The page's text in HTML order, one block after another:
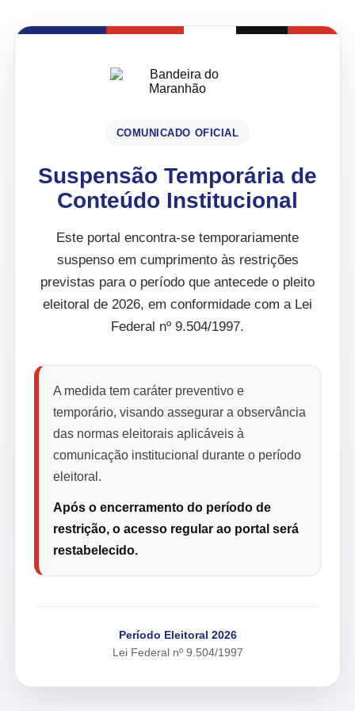
COMUNICADO OFICIAL
Suspensão Temporária de
Conteúdo Institucional
Este portal encontra-se temporariamente
suspenso em cumprimento às restrições
previstas para o período que antecede o pleito
eleitoral de 2026, em conformidade com a Lei
Federal nº 9.504/1997.
A medida tem caráter preventivo e
temporário, visando assegurar a observância
das normas eleitorais aplicáveis à
comunicação institucional durante o período
eleitoral.
Após o encerramento do período de
restrição, o acesso regular ao portal será
restabelecido.
Período Eleitoral 2026
Lei Federal nº 9.504/1997